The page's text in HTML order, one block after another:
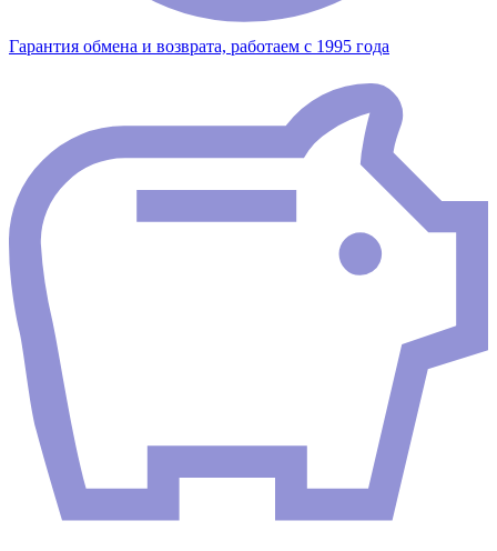
Гарантия обмена и возврата, работаем с 1995 года